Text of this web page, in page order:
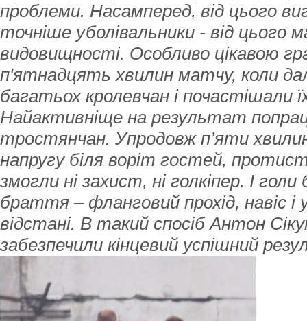
проблеми. Насамперед, від цього
точніше уболівальники - від цього
видовищності. Особливо цікавою
п'ятнадцять хвилин матчу, коли
багатьох кролевчан і почастішали
Найактивніще на результат
тростянчан. Упродовж п’яти
напругу біля воріт гостей,
змогли ні захист, ні голкіпер. І
браття – фланговий прохід, навіс і
відстані. В такий спосіб Антон
забезпечили кінцевий успішний